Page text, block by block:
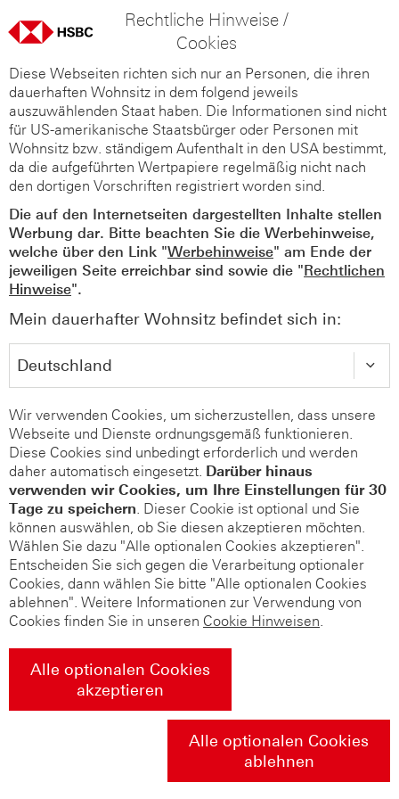
Rechtliche Hinweise /
Cookies
Diese Webseiten richten sich nur an Personen, die ihren
dauerhaften Wohnsitz in dem folgend jeweils
auszuwählenden Staat haben. Die Informationen sind nicht
für US-amerikanische Staatsbürger oder Personen mit
Wohnsitz bzw. ständigem Aufenthalt in den USA bestimmt,
da die aufgeführten Wertpapiere regelmäßig nicht nach
den dortigen Vorschriften registriert worden sind.
Die auf den Internetseiten dargestellten Inhalte stellen
Werbung dar. Bitte beachten Sie die Werbehinweise,
welche über den Link "Werbehinweise" am Ende der
jeweiligen Seite erreichbar sind sowie die "Rechtlichen
Hinweise".
Mein dauerhafter Wohnsitz befindet sich in:
Wir verwenden Cookies, um sicherzustellen, dass unsere
Webseite und Dienste ordnungsgemäß funktionieren.
Diese Cookies sind unbedingt erforderlich und werden
daher automatisch eingesetzt. Darüber hinaus
verwenden wir Cookies, um Ihre Einstellungen für 30
Tage zu speichern. Dieser Cookie ist optional und Sie
können auswählen, ob Sie diesen akzeptieren möchten.
Wählen Sie dazu "Alle optionalen Cookies akzeptieren".
Entscheiden Sie sich gegen die Verarbeitung optionaler
Cookies, dann wählen Sie bitte "Alle optionalen Cookies
ablehnen". Weitere Informationen zur Verwendung von
Cookies finden Sie in unseren Cookie Hinweisen.
Alle optionalen Cookies
akzeptieren
Alle optionalen Cookies
ablehnen